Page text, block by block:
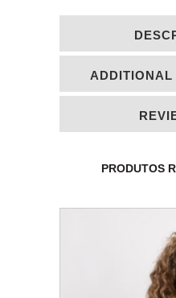
ADDITIONAL
PRODUTOS